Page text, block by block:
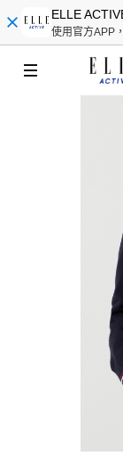
ELLE
使用官方APP